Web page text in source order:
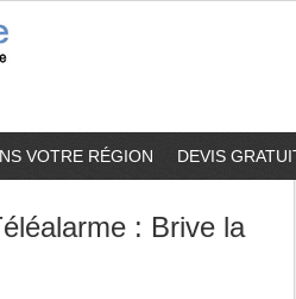
VOTRE RÉGION DEVIS
: Brive la